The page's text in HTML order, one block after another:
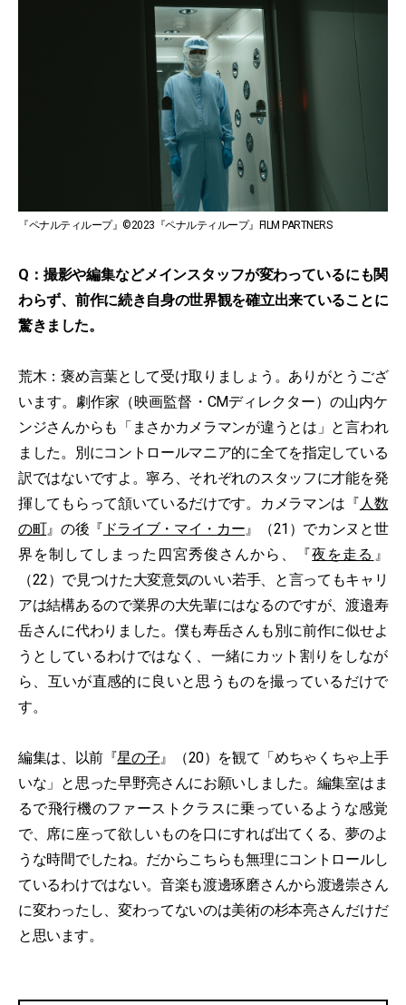
『ペナルティループ』©2023『ペナルティループ』FILM PARTNERS
Q：撮影や編集などメインスタッフが変わっているにも関
わらず、前作に続き自身の世界観を確立出来ていることに
驚きました。
荒木：褒め言葉として受け取りましょう。ありがとうござ
います。劇作家（映画監督・CMディレクター）の山内ケ
ンジさんからも「まさかカメラマンが違うとは」と言われ
ました。別にコントロールマニア的に全てを指定している
訳ではないですよ。寧ろ、それぞれのスタッフに才能を発
揮してもらって頷いているだけです。カメラマンは『人数
の町』の後『 ドライブ・マイ・カー』（21）でカンヌと世
界を制してしまった四宮秀俊さんから、『夜を走る 』
（22）で見つけた大変意気のいい若手、と言ってもキャリ
アは結構あるので業界の大先輩にはなるのですが、渡邉寿
岳さんに代わりました。僕も寿岳さんも別に前作に似せよ
うとしているわけではなく、一緒にカット割りをしなが
ら、互いが直感的に良いと思うものを撮っているだけで
す。
編集は、以前『星の子』（20）を観て「めちゃくちゃ上手
いな」と思った早野亮さんにお願いしました。編集室はま
るで飛行機のファーストクラスに乗っているような感覚
で、席に座って欲しいものを口にすれば出てくる、夢のよ
うな時間でしたね。だからこちらも無理にコントロールし
ているわけではない。音楽も渡邊琢磨さんから渡邊崇さん
に変わったし、変わってないのは美術の杉本亮さんだけだ
と思います。